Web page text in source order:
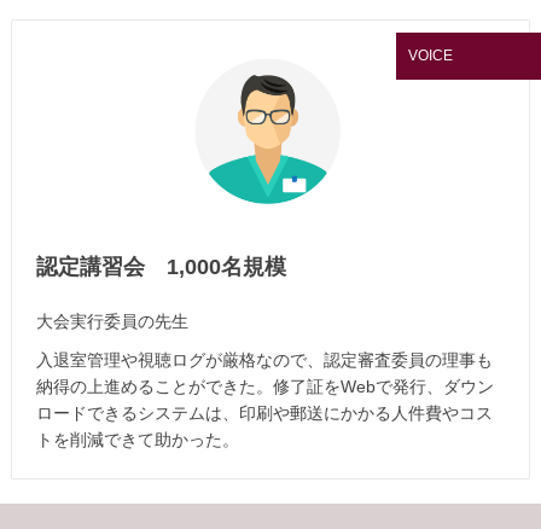
認定講習会 1,000名規模
大会実行委員の先生
入退室管理や視聴ログが厳格なので、認定審査委員の理事も
納得の上進めることができた。修了証をWebで発行、ダウン
ロードできるシステムは、印刷や郵送にかかる人件費やコス
トを削減できて助かった。
VOICE